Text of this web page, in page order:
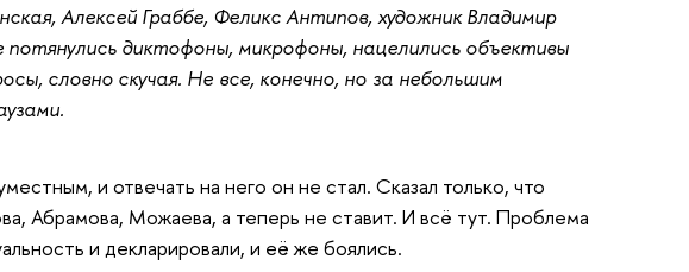
Алексей Граббе, Феликс Антипов, художник Владимир
диктофоны, микрофоны, нацелились объективы
словно скучая. Не все, конечно, но за небольшим
и отвечать на него он не стал. Сказал только, что
Абрамова, Можаева, а теперь не ставит. И всё тут. Проблема
и декларировали, и её же боялись.